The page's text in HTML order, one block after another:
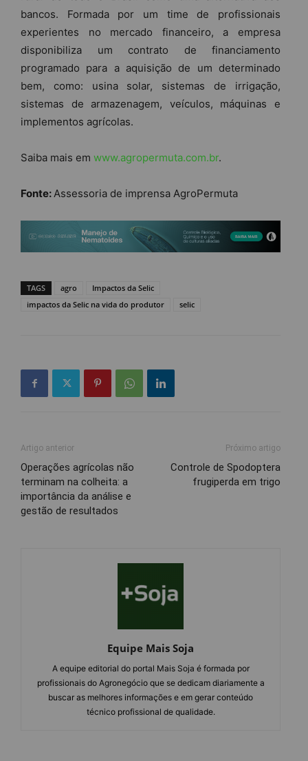
bancos. Formada por um time de profissionais
experientes no mercado financeiro, a empresa
disponibiliza um contrato de financiamento
programado para a aquisição de um determinado
bem, como: usina solar, sistemas de irrigação,
sistemas de armazenagem, veículos, máquinas e
implementos agrícolas.
Saiba mais em www.agropermuta.com.br.
Fonte: Assessoria de imprensa AgroPermuta
TAGS agro
Impactos da Selic
impactos da Selic na vida do produtor
selic
Artigo anterior
Operações agrícolas não
terminam na colheita: a
importância da análise e
gestão de resultados
Próximo artigo
Controle de Spodoptera
frugiperda em trigo
Equipe Mais Soja
A equipe editorial do portal Mais Soja é formada por
profissionais do Agronegócio que se dedicam diariamente a
buscar as melhores informações e em gerar conteúdo
técnico profissional de qualidade.